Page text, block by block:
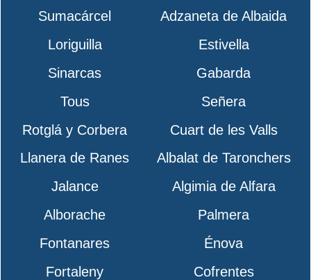
Sumacárcel
Adzaneta de Albaida
Loriguilla
Estivella
Sinarcas
Gabarda
Tous
Señera
Rotglá y Corbera
Cuart de les Valls
Llanera de Ranes
Albalat de Taronchers
Jalance
Algimia de Alfara
Alborache
Palmera
Fontanares
Énova
Fortaleny
Cofrentes